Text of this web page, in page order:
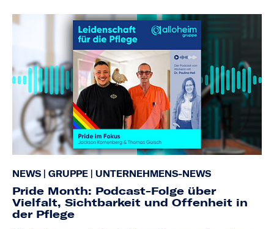
NEWS GRUPPE UNTERNEHMENS-NEWS
Pride Month: Podcast-Folge über
Vielfalt, Sichtbarkeit und Offenheit in
der Pflege